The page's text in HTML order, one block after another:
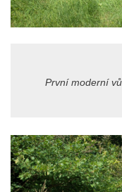
První moderní